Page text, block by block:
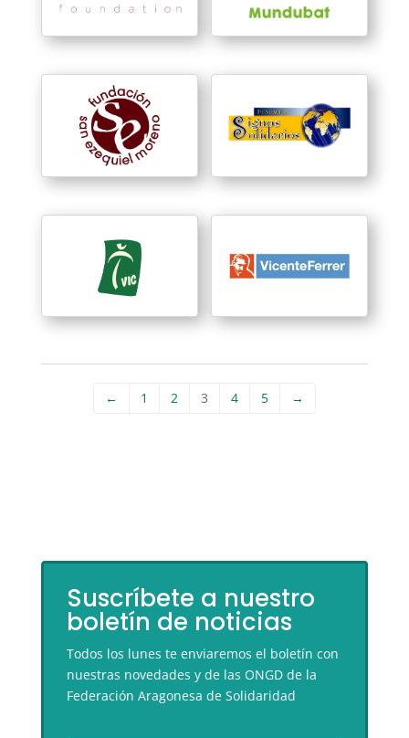
← 1 2 3 4 5 →
Suscríbete a nuestro
boletín de noticias
Todos los lunes te enviaremos el boletín con
nuestras novedades y de las ONGD de la
Federación Aragonesa de Solidaridad